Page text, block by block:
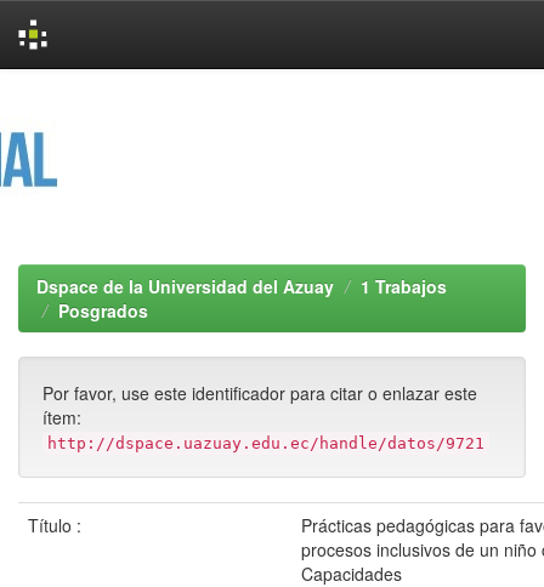
Dspace de la Universidad del Azuay
1 Trabajos
Posgrados
Por favor, use este identificador para citar o enlazar este
ítem:
http://dspace.uazuay.edu.ec/handle/datos/9721
Título :
Prácticas pedagógicas para
procesos inclusivos de un niño
Capacidades